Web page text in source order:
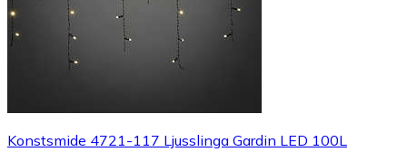
Konstsmide 4721-117 Ljusslinga Gardin LED 100L